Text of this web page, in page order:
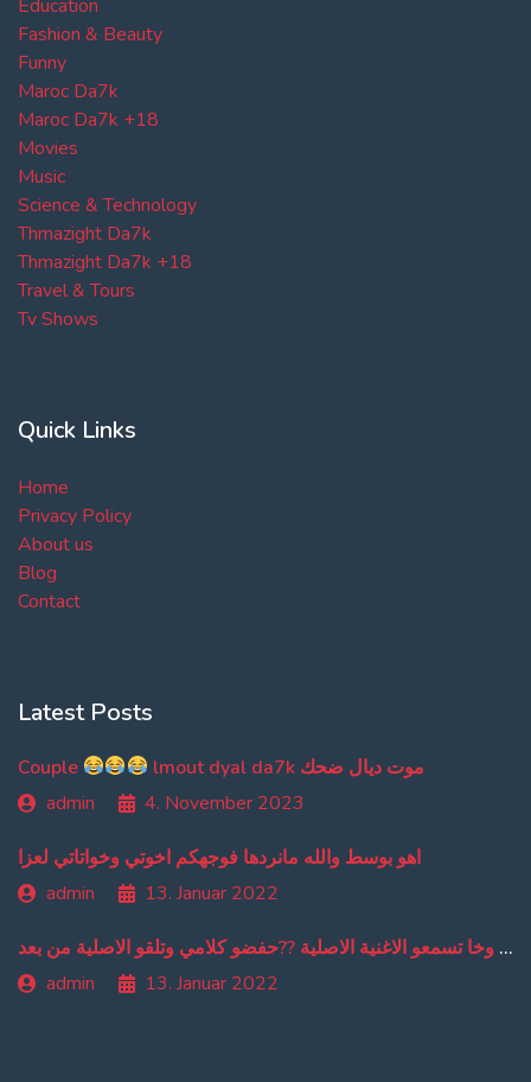
Education
Fashion & Beauty
Funny
Maroc Da7k
Maroc Da7k +18
Movies
Music
Science & Technology
Thmazight Da7k
Thmazight Da7k +18
Travel & Tours
Tv Shows
Quick Links
Home
Privacy Policy
About us
Blog
Contact
Latest Posts
Couple
lmout dyal da7k موت ديال ضحك
admin
4. November 2023
اهو بوسط والله مانردها فوجهكم اخوتي وخواتاتي لعزا
admin
13. Januar 2022
من دبا غادي تبقاو تسمعو ترجمة ديالي وخا تسمعو الاغنية الاصلية ??حفضو كلامي وتلقو الاصلية من بعد
admin
13. Januar 2022